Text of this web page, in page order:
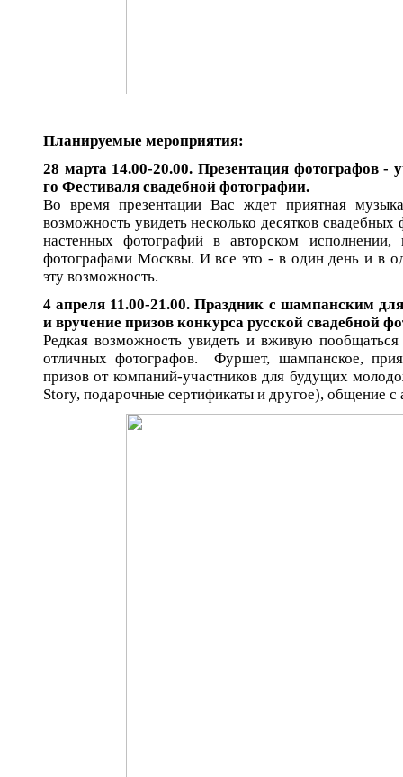
Планируемые мероприятия:
28 марта 14.00-20.00. Презентация фотографов -
го Фестиваля свадебной фотографии.
Во время презентации Вас ждет приятная
возможность увидеть несколько десятков
настенных фотографий в авторском
фотографами Москвы. И все это - в один день и в
эту возможность.
4 апреля 11.00-21.00. Праздник с шампанским
и вручение призов конкурса русской свадебной
Редкая возможность увидеть и вживую
отличных фотографов. Фуршет, шампанское,
призов от компаний-участников для будущих
Story, подарочные сертификаты и другое), общение с